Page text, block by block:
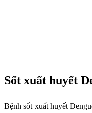
Sốt xuất huyết
Bệnh sốt xuất huyết